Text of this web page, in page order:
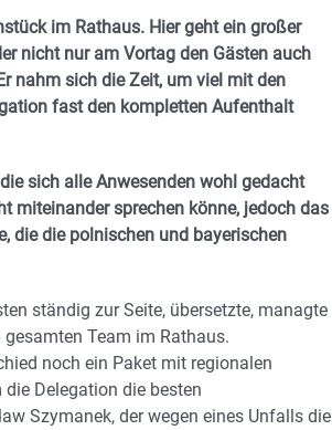
im Rathaus. Hier geht ein großer
nicht nur am Vortag den Gästen auch
nahm sich die Zeit, um viel mit den
fast den kompletten Aufenthalt
sich alle Anwesenden wohl gedacht
miteinander sprechen könne, jedoch das
die die polnischen und bayerischen
ständig zur Seite, übersetzte, managte
Team im Rathaus.
noch ein Paket mit regionalen
Delegation die besten
Szymanek, der wegen eines Unfalls die